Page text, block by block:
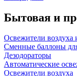
Бытовая и
Освежители воздуха
Сменные баллоны
Дезодораторы
Автоматические
Освежители воздуха